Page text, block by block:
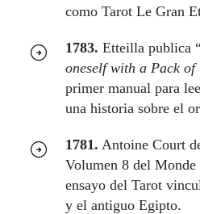
como Tarot Le Gran
1783. Etteilla publica
oneself with a Pack
primer manual para
una historia sobre el
1781. Antoine Court
Volumen 8 del
ensayo del Tarot
y el antiguo Egipto.